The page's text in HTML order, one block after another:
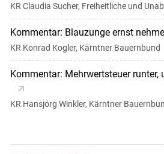
KR Claudia Sucher, Freiheitliche und
Kommentar: Blauzunge ernst
KR Konrad Kogler, Kärntner Bauernbund
Kommentar: Mehrwertsteuer runter,
KR Hansjörg Winkler, Kärntner